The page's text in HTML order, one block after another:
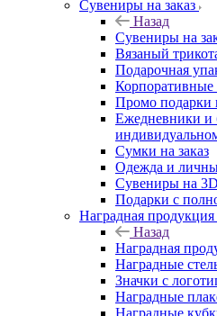
Сувениры на заказ
Назад
Сувениры на
Вязаный
Подарочная
Корпоративные
Промо подарки
Ежедневники и
Сумки на заказ
Одежда и
Сувениры на
Подарки с
Наградная продукция
Назад
Наградная
Наградные
Значки с
Наградные
Наградные